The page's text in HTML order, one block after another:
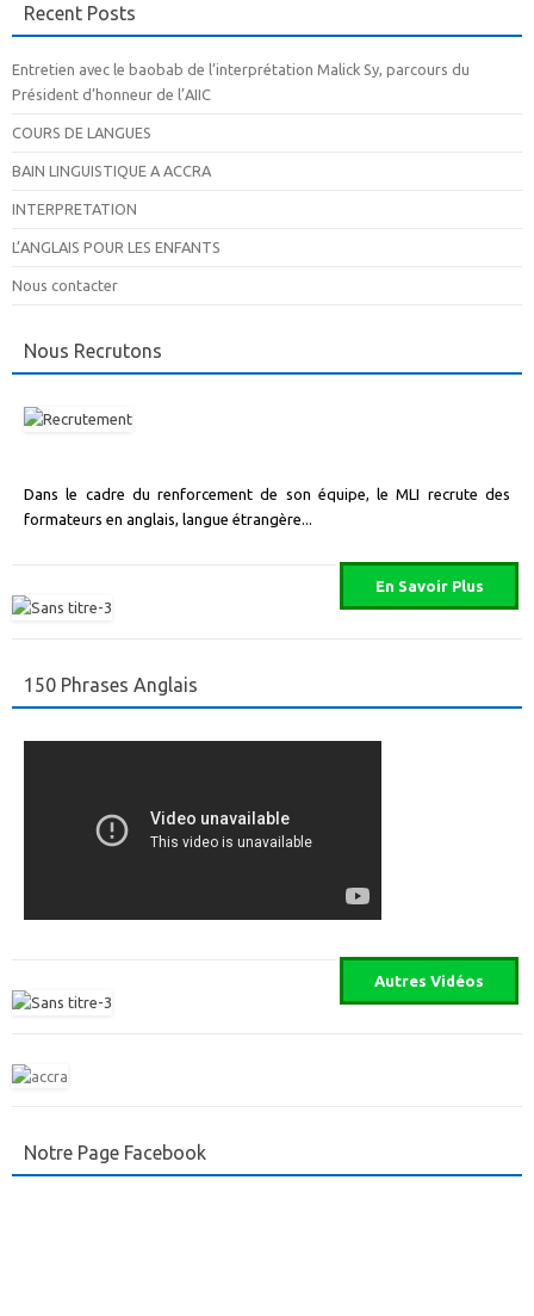
Recent Posts
Entretien avec le baobab de l’interprétation Malick Sy, parcours du
Président d’honneur de l’AIIC
COURS DE LANGUES
BAIN LINGUISTIQUE A ACCRA
INTERPRETATION
L’ANGLAIS POUR LES ENFANTS
Nous contacter
Nous Recrutons
Dans le cadre du renforcement de son équipe, le MLI recrute des
formateurs en anglais, langue étrangère...
150 Phrases Anglais
Notre Page Facebook